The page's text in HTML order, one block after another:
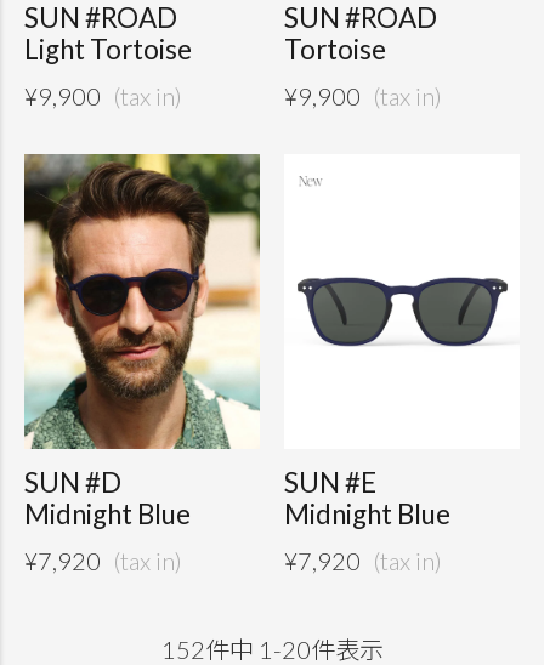
SUN #ROAD
Light Tortoise
¥9,900
SUN #ROAD
Tortoise
¥9,900
SUN #D
Midnight Blue
¥7,920
SUN #E
Midnight Blue
¥7,920
152件中 1 -20件表示